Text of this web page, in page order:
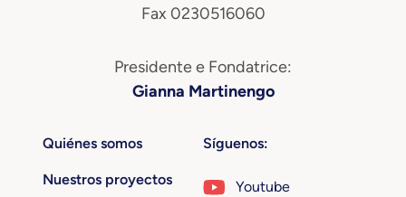
Fax 0230516060
Presidente e Fondatrice:
Gianna Martinengo
Quiénes somos
Nuestros proyectos
Síguenos:
Youtube